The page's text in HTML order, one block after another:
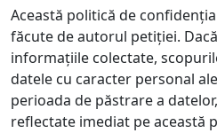
Această politică de
făcute de autorul petiției.
informațiile colectate,
datele cu caracter personal
perioada de păstrare a
reflectate imediat pe această